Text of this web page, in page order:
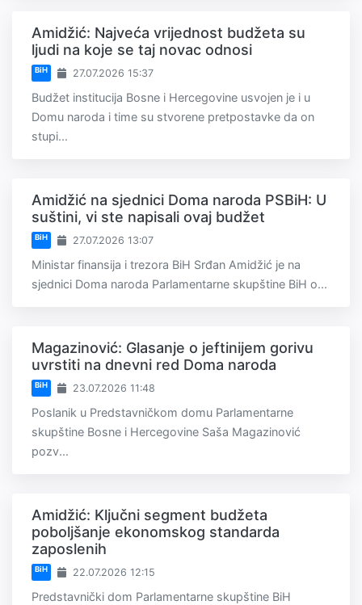
Amidžić: Najveća vrijednost budžeta su
ljudi na koje se taj novac odnosi
BiH 27.07.2026 15:37
Budžet institucija Bosne i Hercegovine usvojen je i u
Domu naroda i time su stvorene pretpostavke da on
stupi...
Amidžić na sjednici Doma naroda PSBiH: U
suštini, vi ste napisali ovaj budžet
BiH 27.07.2026 13:07
Ministar finansija i trezora BiH Srđan Amidžić je na
sjednici Doma naroda Parlamentarne skupštine BiH o...
Magazinović: Glasanje o jeftinijem gorivu
uvrstiti na dnevni red Doma naroda
BiH 23.07.2026 11:48
Poslanik u Predstavničkom domu Parlamentarne
skupštine Bosne i Hercegovine Saša Magazinović
pozv...
Amidžić: Ključni segment budžeta
poboljšanje ekonomskog standarda
zaposlenih
BiH 22.07.2026 12:15
Predstavnički dom Parlamentarne skupštine BiH